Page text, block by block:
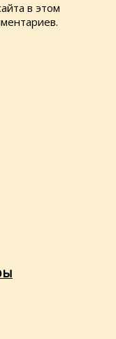
в этом